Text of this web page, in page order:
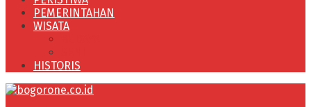
PEMERINTAHAN
WISATA
HISTORIS